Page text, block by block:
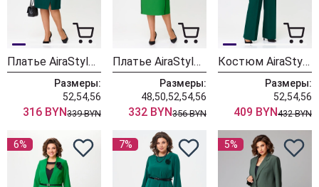
Платье AiraStyle 24417
Размеры:
52,54,56
316 BYN339 BYN
Платье AiraStyle 24416
Размеры:
48,50,52,54,56
332 BYN356 BYN
Костюм AiraStyle 24216
Размеры:
52,54,56
409 BYN432 BYN
6% 7% 5%